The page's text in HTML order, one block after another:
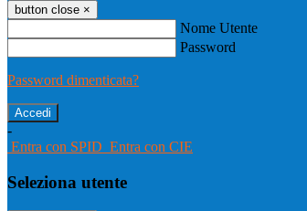
button close ×
Nome Utente
Password
Password dimenticata?
-
Entra con SPID Entra con CIE
Seleziona utente